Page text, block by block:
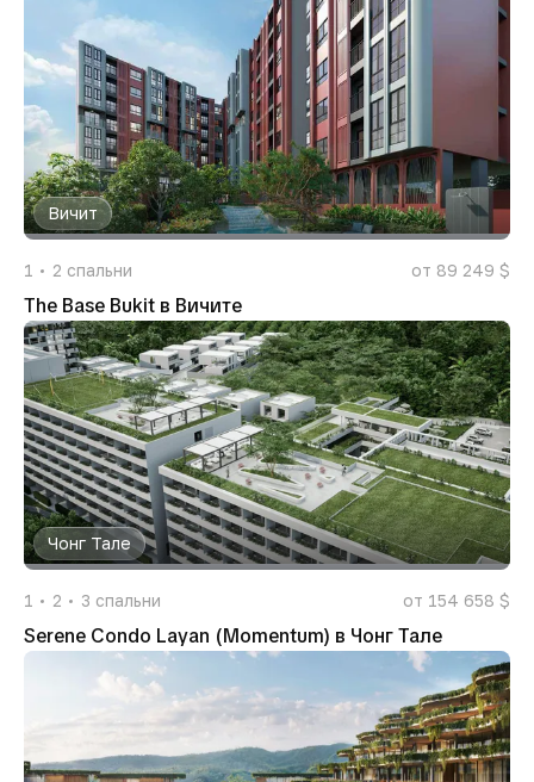
Вичит
1 2 спальни от 89 249 $
The Base Bukit в Вичите
Чонг Тале
1 2 3 спальни от 154 658 $
Serene Condo Layan (Momentum) в Чонг Тале